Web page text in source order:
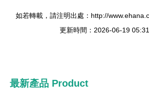
如若轉載，請注明出處：http://
更新時間：2026-06-19
最新產品 Product